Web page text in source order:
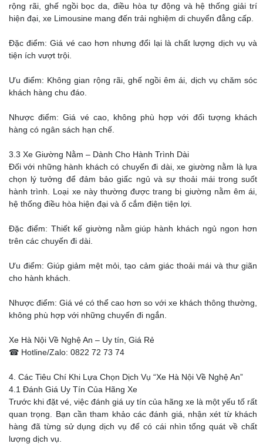
rộng rãi, ghế ngồi bọc da, điều hòa tự động và hệ thống giải trí
hiện đại, xe Limousine mang đến trải nghiệm di chuyển đẳng cấp.
Đặc điểm: Giá vé cao hơn nhưng đổi lại là chất lượng dịch vụ và
tiện ích vượt trội.
Ưu điểm: Không gian rộng rãi, ghế ngồi êm ái, dịch vụ chăm sóc
khách hàng chu đáo.
Nhược điểm: Giá vé cao, không phù hợp với đối tượng khách
hàng có ngân sách hạn chế.
3.3 Xe Giường Nằm – Dành Cho Hành Trình Dài
Đối với những hành khách có chuyến đi dài, xe giường nằm là lựa
chọn lý tưởng để đảm bảo giấc ngủ và sự thoải mái trong suốt
hành trình. Loại xe này thường được trang bị giường nằm êm ái,
hệ thống điều hòa hiện đại và ổ cắm điện tiện lợi.
Đặc điểm: Thiết kế giường nằm giúp hành khách ngủ ngon hơn
trên các chuyến đi dài.
Ưu điểm: Giúp giảm mệt mỏi, tạo cảm giác thoải mái và thư giãn
cho hành khách.
Nhược điểm: Giá vé có thể cao hơn so với xe khách thông thường,
không phù hợp với những chuyến đi ngắn.
Xe Hà Nội Về Nghệ An – Uy tín, Giá Rẻ
☎ Hotline/Zalo: 0822 72 73 74
4. Các Tiêu Chí Khi Lựa Chọn Dịch Vụ “Xe Hà Nội Về Nghệ An”
4.1 Đánh Giá Uy Tín Của Hãng Xe
Trước khi đặt vé, việc đánh giá uy tín của hãng xe là một yếu tố rất
quan trọng. Bạn cần tham khảo các đánh giá, nhận xét từ khách
hàng đã từng sử dụng dịch vụ để có cái nhìn tổng quát về chất
lượng dịch vụ.